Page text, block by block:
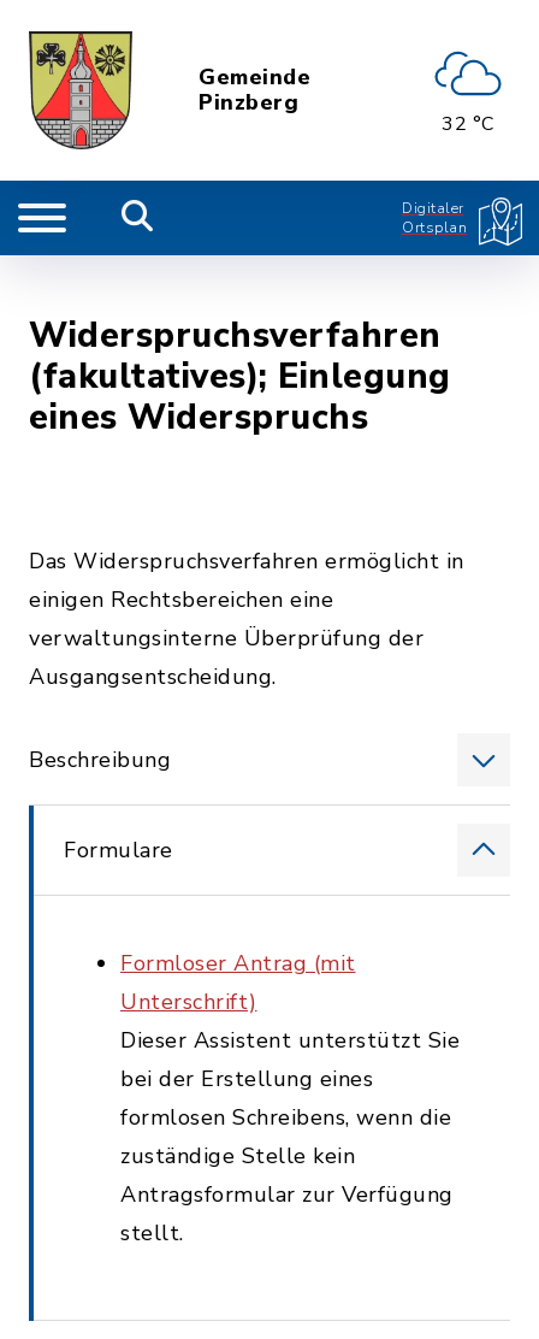
Gemeinde
Pinzberg
32 °C
Digitaler
Ortsplan
Widerspruchsverfahren
(fakultatives); Einlegung
eines Widerspruchs
Das Widerspruchsverfahren ermöglicht in
einigen Rechtsbereichen eine
verwaltungsinterne Überprüfung der
Ausgangsentscheidung.
Beschreibung
Formulare
Formloser Antrag (mit
Unterschrift)
Dieser Assistent unterstützt Sie
bei der Erstellung eines
formlosen Schreibens, wenn die
zuständige Stelle kein
Antragsformular zur Verfügung
stellt.